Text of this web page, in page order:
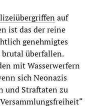
auf
ist das der reine
genehmigtes
überfallen.
mit Wasserwerfern
sich Neonazis
und Straftaten zu